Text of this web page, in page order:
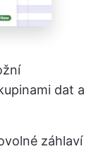
dat a
záhlaví